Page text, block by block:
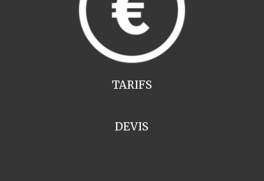
TARIFS
DEVIS